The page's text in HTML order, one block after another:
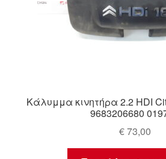
Κάλυμμα κινητήρα 2.2 HDI
9683206680
€73,00